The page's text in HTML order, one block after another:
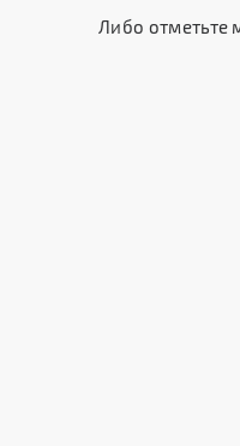
Либо отметьте